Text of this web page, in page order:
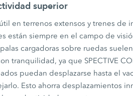
superior
en terrenos extensos y trenes de
están siempre en el campo de
cargadoras sobre ruedas
tranquilidad, ya que SPECTIVE
puedan desplazarse hasta el
Esto ahorra desplazamientos